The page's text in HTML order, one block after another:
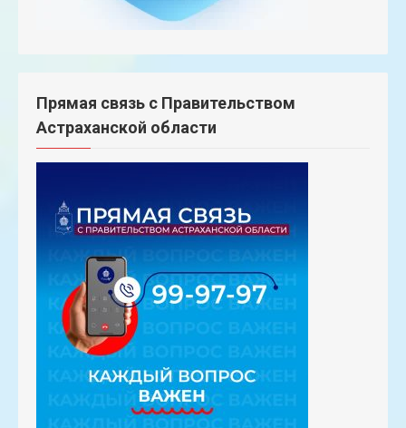
Прямая связь с Правительством
Астраханской области